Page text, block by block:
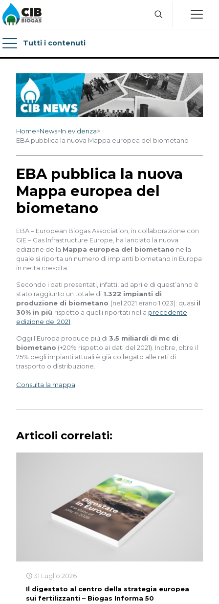
Tutti i contenuti
Home>News>In evidenza>
EBA pubblica la nuova Mappa europea del biometano
EBA pubblica la nuova
Mappa europea del
biometano
EBA – European Biogas Association, in collaborazione con
GIE – Gas Infrastructure Europe, ha lanciato la nuova
edizione della Mappa europea del biometano nella
quale si riporta un numero di impianti biometano in Europa
in netta crescita.
Secondo i dati presentati, infatti, ad aprile di quest’anno è
stato raggiunto un totale di 1.322 impianti di
produzione di biometano (nel 2021 erano 1.023): quasi il
30% in più rispetto a quelli riportati nella precedente
edizione del 2021.
Oggi l’Europa produce più di 3.5 miliardi di mc di
biometano (+20% rispetto ai dati del 2021). Inoltre, oltre il
75% degli impianti attuali è già collegato alle reti di
trasporto o distribuzione.
Consulta la mappa
Articoli correlati:
31 Luglio 2026
Il digestato al centro della strategia europea
sui fertilizzanti – Biogas Informa 50